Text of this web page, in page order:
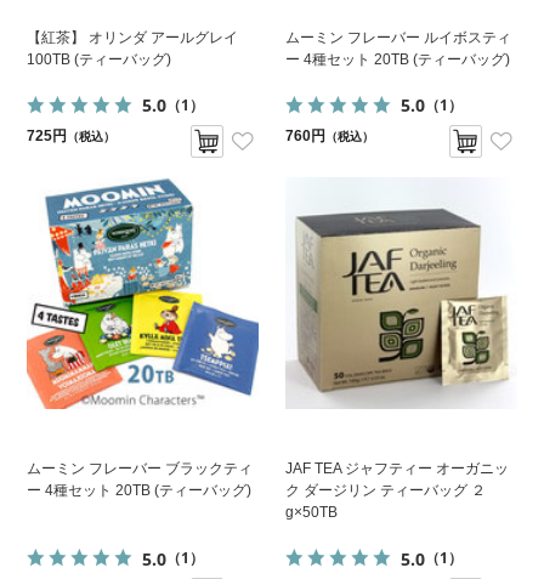
【紅茶】 オリンダ アールグレイ
100TB (ティーバッグ)
5.0（1）
725円 （税込）
ムーミン フレーバー ルイボスティ
ー 4種セット 20TB (ティーバッグ)
5.0（1）
760円 （税込）
ムーミン フレーバー ブラックティ
ー 4種セット 20TB (ティーバッグ)
5.0（1）
JAF TEA ジャフティー オーガニッ
ク ダージリン ティーバッグ ２
g×50TB
5.0（1）